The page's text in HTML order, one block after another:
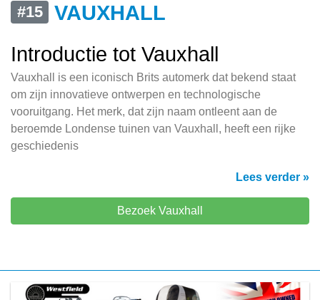
#15
VAUXHALL
Introductie tot Vauxhall
Vauxhall is een iconisch Brits automerk dat bekend staat
om zijn innovatieve ontwerpen en technologische
vooruitgang. Het merk, dat zijn naam ontleent aan de
beroemde Londense tuinen van Vauxhall, heeft een rijke
geschiedenis
Lees verder »
Bezoek Vauxhall